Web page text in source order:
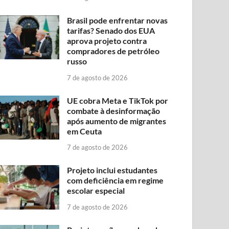
Brasil pode enfrentar novas
tarifas? Senado dos EUA
aprova projeto contra
compradores de petróleo
russo
7 de agosto de 2026
UE cobra Meta e TikTok por
combate à desinformação
após aumento de migrantes
em Ceuta
7 de agosto de 2026
Projeto inclui estudantes
com deficiência em regime
escolar especial
7 de agosto de 2026